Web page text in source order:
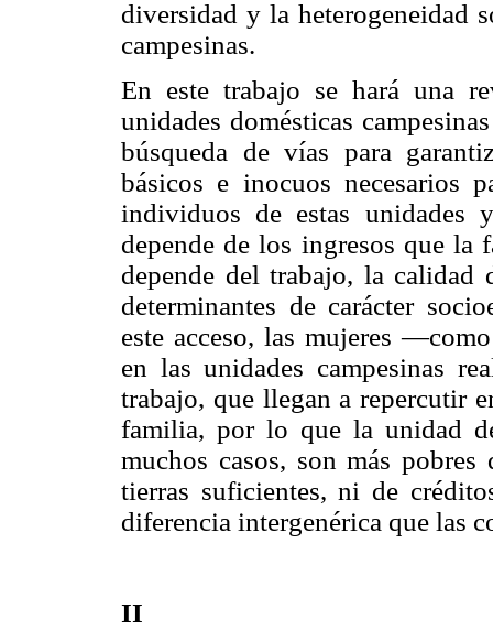
diversidad y la heterogeneidad
campesinas.
En este trabajo se hará una
unidades domésticas
búsqueda de vías para
básicos e inocuos necesarios
individuos de estas unidades
depende de los ingresos que
depende del trabajo, la
determinantes de carácter
este acceso, las mujeres
en las unidades campesinas
trabajo, que llegan a repercutir
familia, por lo que la unidad
muchos casos, son más
tierras suficientes, ni de
diferencia intergenérica que las
II